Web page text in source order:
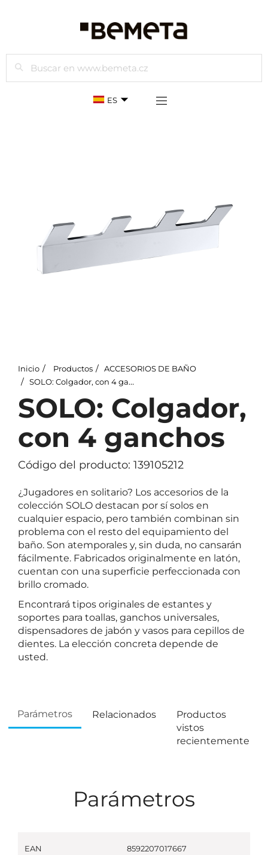
Buscar
ES
Inicio Productos
ACCESORIOS DE BAÑO
SOLO: Colgador, con 4 ganchos
SOLO: Colgador,
con 4 ganchos
Código del producto: 139105212
¿Jugadores en solitario? Los accesorios de la
colección SOLO destacan por sí solos en
cualquier espacio, pero también combinan sin
problema con el resto del equipamiento del
baño. Son atemporales y, sin duda, no cansarán
fácilmente. Fabricados originalmente en latón,
cuentan con una superficie perfeccionada con
brillo cromado.
Encontrará tipos originales de estantes y
soportes para toallas, ganchos universales,
dispensadores de jabón y vasos para cepillos de
dientes. La elección concreta depende de
usted.
Parámetros Relacionados
Productos
vistos
recientemente
Parámetros
EAN 8592207017667